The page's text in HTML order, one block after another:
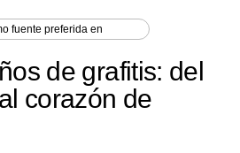
fuente preferida en
de grafitis: del
corazón de